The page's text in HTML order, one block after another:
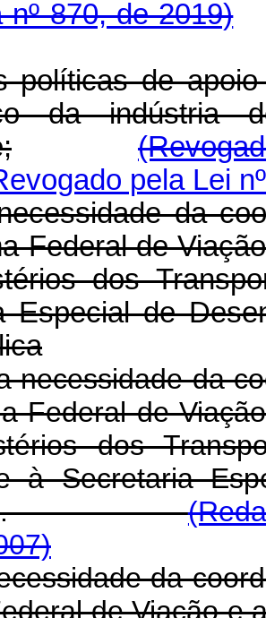
nº 870, de 2019)
políticas de
da indústria
pela Lei
da
Federal de
dos
Especial de
necessidade da
Federal de
dos
à Secretaria
da
de Viação e